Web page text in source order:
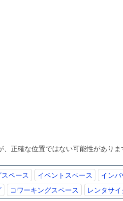
正確な位置ではない可能性がありま
ペース イベントスペース
イン
コワーキングスペース レンタサ